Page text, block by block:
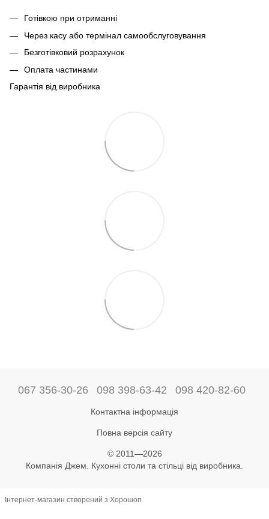
Готівкою при отриманні
Через касу або термінал самообслуговування
Безготівковий розрахунок
Оплата частинами
Гарантія від виробника
067 356-30-26 098 398-63-42 098 420-82-60
Контактна інформація
Повна версія сайту
© 2011—2026
Компанія Джем. Кухонні столи та стільці від виробника.
Інтернет-магазин створений з Хорошоп